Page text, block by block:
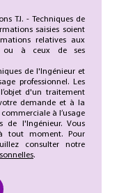
T.I. - Techniques de
saisies soient
relatives aux
ou à ceux de ses
de l'Ingénieur et
professionnel. Les
d'un traitement
demande et à la
à l’usage
de l'Ingénieur. Vous
tout moment. Pour
consulter notre
.